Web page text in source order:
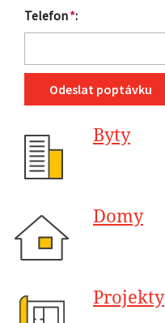
Telefon*:
Odeslat poptávku
Byty
Domy
Projekty